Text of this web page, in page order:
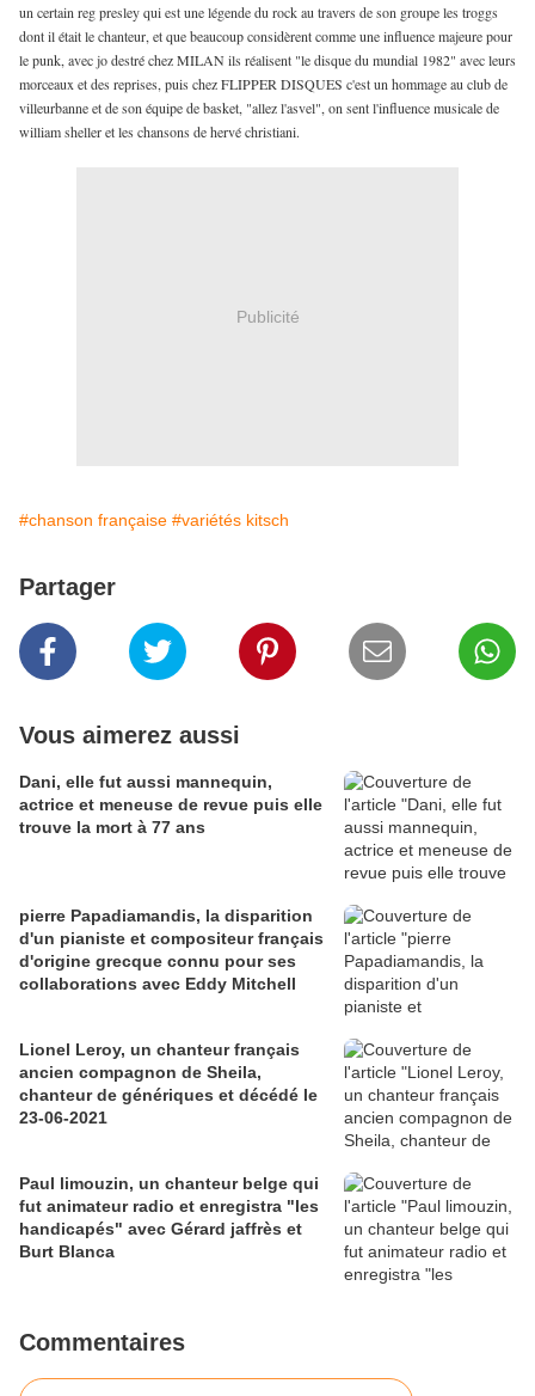
un certain reg presley qui est une légende du rock au travers de son groupe les troggs
dont il était le chanteur, et que beaucoup considèrent comme une influence majeure pour
le punk, avec jo destré chez MILAN ils réalisent "le disque du mundial 1982" avec leurs
morceaux et des reprises, puis chez FLIPPER DISQUES c'est un hommage au club de
villeurbanne et de son équipe de basket, "allez l'asvel", on sent l'influence musicale de
william sheller et les chansons de hervé christiani.
Publicité
#chanson française #variétés kitsch
Partager
Vous aimerez aussi
Dani, elle fut aussi mannequin,
actrice et meneuse de revue puis elle
trouve la mort à 77 ans
pierre Papadiamandis, la disparition
d'un pianiste et compositeur français
d'origine grecque connu pour ses
collaborations avec Eddy Mitchell
Lionel Leroy, un chanteur français
ancien compagnon de Sheila,
chanteur de génériques et décédé le
23-06-2021
Paul limouzin, un chanteur belge qui
fut animateur radio et enregistra "les
handicapés" avec Gérard jaffrès et
Burt Blanca
Commentaires